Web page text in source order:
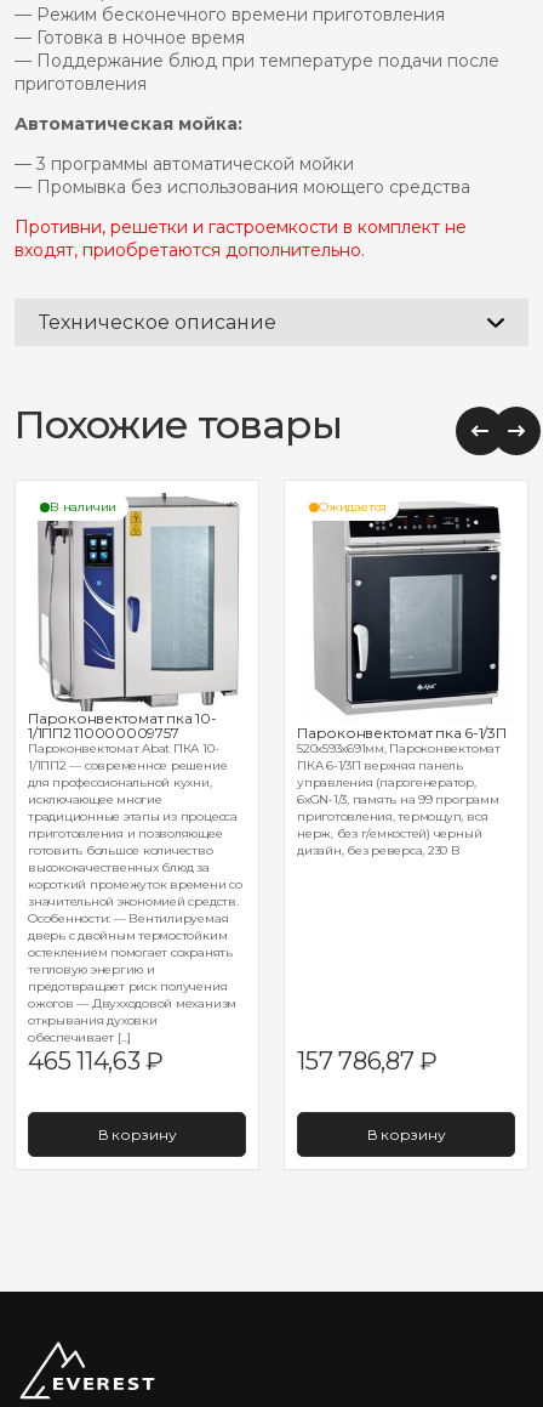
— Режим бесконечного времени приготовления
— Готовка в ночное время
— Поддержание блюд при температуре подачи после
приготовления
Автоматическая мойка:
— 3 программы автоматической мойки
— Промывка без использования моющего средства
Противни, решетки и гастроемкости в комплект не
входят, приобретаются дополнительно.
Техническое описание
Похожие товары
В наличии
Пароконвектомат пка 10-
1/1ПП2 110000009757
Пароконвектомат Abat ПКА 10-
1/1ПП2 — современное решение
для профессиональной кухни,
исключающее многие
традиционные этапы из процесса
приготовления и позволяющее
готовить большое количество
высококачественных блюд за
короткий промежуток времени со
значительной экономией средств.
Особенности: — Вентилируемая
дверь с двойным термостойким
остеклением помогает сохранять
тепловую энергию и
предотвращает риск получения
ожогов — Двухходовой механизм
открывания духовки
обеспечивает […]
465 114,63₽
В корзину
Ожидается
Пароконвектомат пка 6-1/3П
520х593х691мм, Пароконвектомат
ПКА 6-1/3П верхняя панель
управления (парогенератор,
6хGN-1/3, память на 99 программ
приготовления, термощуп, вся
нерж, без г/емкостей) черный
дизайн, без реверса, 230 В
157 786,87₽
В корзину